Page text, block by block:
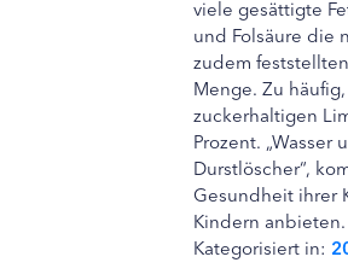
viele gesättigte
und Folsäure die
zudem
Menge. Zu
zuckerhaltigen
Prozent.
Durstlöscher“,
Gesundheit ihrer
Kindern anbieten.
Kategorisiert in: